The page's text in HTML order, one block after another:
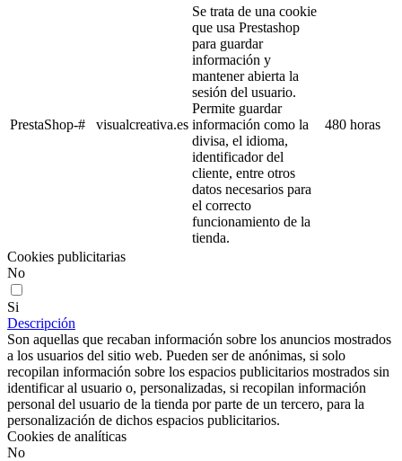
PrestaShop-# visualcreativa.es
Se trata de una cookie
que usa Prestashop
para guardar
información y
mantener abierta la
sesión del usuario.
Permite guardar
información como la
divisa, el idioma,
identificador del
cliente, entre otros
datos necesarios para
el correcto
funcionamiento de la
tienda.
480 horas
Cookies publicitarias
No
Si
Descripción
Son aquellas que recaban información sobre los anuncios mostrados
a los usuarios del sitio web. Pueden ser de anónimas, si solo
recopilan información sobre los espacios publicitarios mostrados sin
identificar al usuario o, personalizadas, si recopilan información
personal del usuario de la tienda por parte de un tercero, para la
personalización de dichos espacios publicitarios.
Cookies de analíticas
No